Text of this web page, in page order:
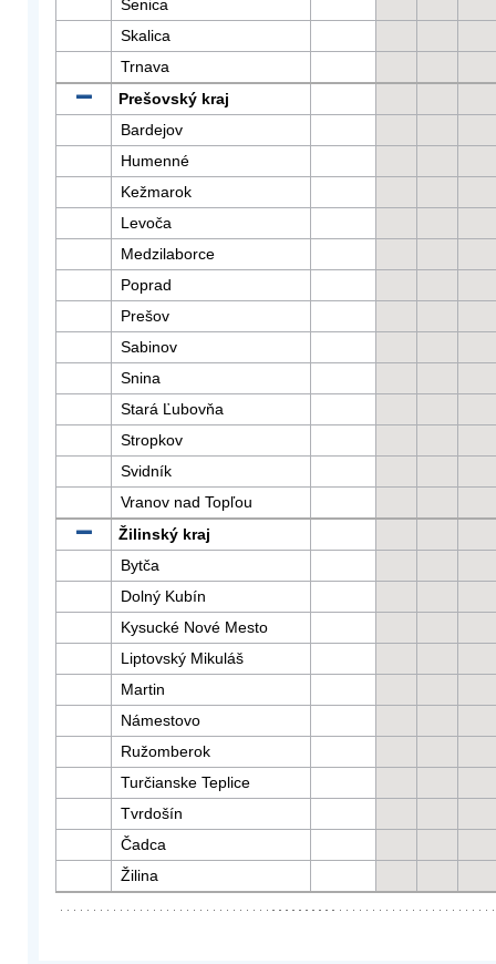
Senica
Skalica
Trnava
Prešovský kraj
Bardejov
Humenné
Kežmarok
Levoča
Medzilaborce
Poprad
Prešov
Sabinov
Snina
Stará Ľubovňa
Stropkov
Svidník
Vranov nad Topľou
Žilinský kraj
Bytča
Dolný Kubín
Kysucké Nové Mesto
Liptovský Mikuláš
Martin
Námestovo
Ružomberok
Turčianske Teplice
Tvrdošín
Čadca
Žilina